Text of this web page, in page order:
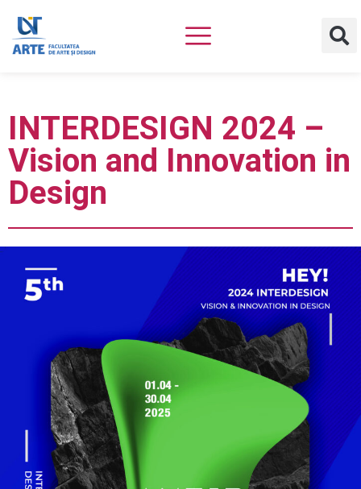
INTERDESIGN 2024 –
Vision and Innovation in
Design